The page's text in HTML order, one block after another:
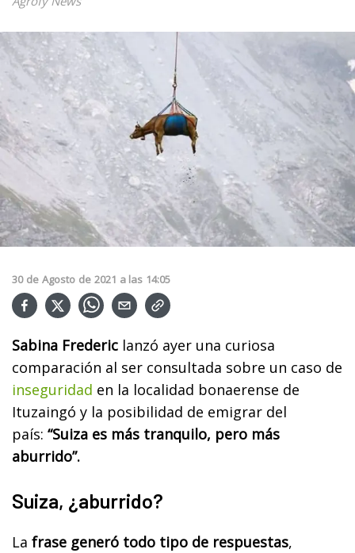
30 de Agosto de 2021 a las 14:05
Sabina Frederic lanzó ayer una curiosa
comparación al ser consultada sobre un caso de
inseguridad en la localidad bonaerense de
Ituzaingó y la posibilidad de emigrar del
país: “Suiza es más tranquilo, pero más
aburrido”.
Suiza, ¿aburrido?
La frase generó todo tipo de respuestas,